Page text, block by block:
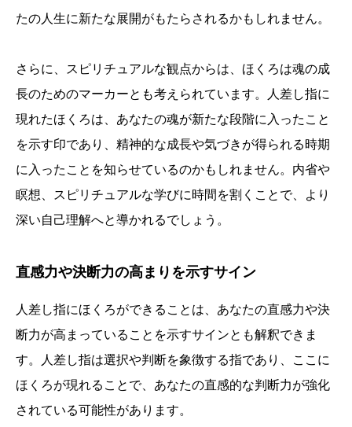
たの人生に新たな展開がもたらされるかもしれません。
さらに、スピリチュアルな観点からは、ほくろは魂の成
長のためのマーカーとも考えられています。人差し指に
現れたほくろは、あなたの魂が新たな段階に入ったこと
を示す印であり、精神的な成長や気づきが得られる時期
に入ったことを知らせているのかもしれません。内省や
瞑想、スピリチュアルな学びに時間を割くことで、より
深い自己理解へと導かれるでしょう。
直感力や決断力の高まりを示すサイン
人差し指にほくろができることは、あなたの直感力や決
断力が高まっていることを示すサインとも解釈できま
す。人差し指は選択や判断を象徴する指であり、ここに
ほくろが現れることで、あなたの直感的な判断力が強化
されている可能性があります。